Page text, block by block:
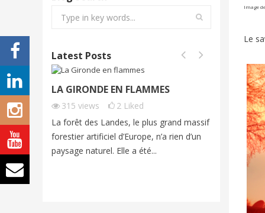
Latest Posts
LA GIRONDE EN FLAMMES
315 views 2 Liked
La forêt des Landes, le plus grand massif
forestier artificiel d’Europe, n’a rien d’un
paysage naturel. Elle a été...
254
Cet
grands
Image
Le